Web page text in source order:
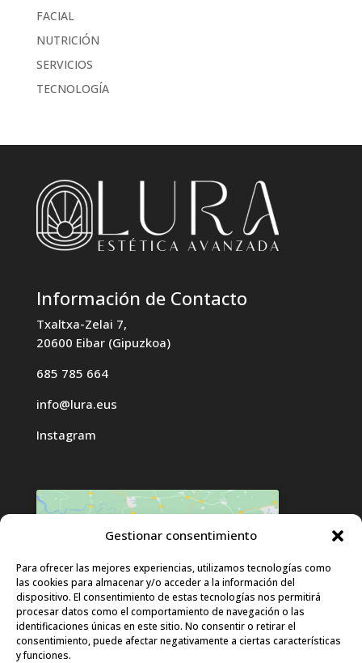
Gestionar consentimiento
Para ofrecer las mejores experiencias, utilizamos tecnologías como
las cookies para almacenar y/o acceder a la información del
dispositivo. El consentimiento de estas tecnologías nos permitirá
procesar datos como el comportamiento de navegación o las
identificaciones únicas en este sitio. No consentir o retirar el
consentimiento, puede afectar negativamente a ciertas características
y funciones.
FACIAL
NUTRICIÓN
SERVICIOS
TECNOLOGÍA
Información de Contacto
Txaltxa-Zelai 7,
20600 Eibar (Gipuzkoa)
685 785 664
info@lura.eus
Instagram
Haz clic para aceptar cookies de
marketing y permitir este contenido